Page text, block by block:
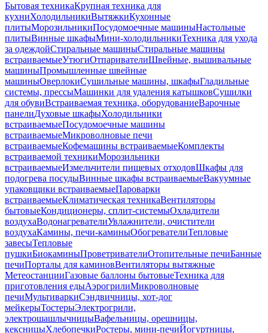
Бытовая техникаКрупная техника для
кухниХолодильникиВытяжкиКухонные
плитыМорозильникиПосудомоечные машиныНастольные
плитыВинные шкафыМини-холодильникиТехника для ухода
за одеждойСтиральные машиныСтиральные машины
встраиваемыеУтюгиОтпаривателиШвейные, вышивальные
машиныПромышленные швейные
машиныОверлокиСушильные машины, шкафыГладильные
системы, прессыМашинки для удаления катышковСушилки
для обувиВстраиваемая техника, оборудованиеВарочные
панелиДуховые шкафыХолодильники
встраиваемыеПосудомоечные машины
встраиваемыеМикроволновые печи
встраиваемыеКофемашины встраиваемыеКомплекты
встраиваемой техникиМорозильники
встраиваемыеИзмельчители пищевых отходовШкафы для
подогрева посудыВинные шкафы встраиваемыеВакуумные
упаковщики встраиваемыеПароварки
встраиваемыеКлиматическая техникаВентиляторы
бытовыеКондиционеры, сплит-системыОхладители
воздухаВодонагревателиУвлажнители, очистители
воздухаКамины, печи-каминыОбогревателиТепловые
завесыТепловые
пушкиБиокаминыПроветривателиОтопительные печиБанные
печиПорталы для каминовВентиляторы вытяжные
МетеостанцииГазовые баллоны бытовыеТехника для
приготовления едыАэрогрилиМикроволновые
печиМультиваркиСэндвичницы, хот-дог
мейкерыТостерыЭлектрогрили,
электрошашлычницыВафельницы, орешницы,
кексницыХлебопечкиРостеры, мини-печиЙогуртницы,